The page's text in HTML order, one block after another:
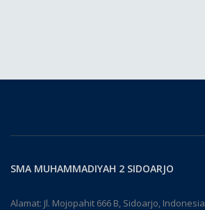
SMA MUHAMMADIYAH 2 SIDOARJO
Alamat: Jl. Mojopahit 666 B, Sidoarjo, Indonesia